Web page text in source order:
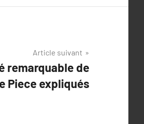
Article suivant
remarquable de
Piece expliqués